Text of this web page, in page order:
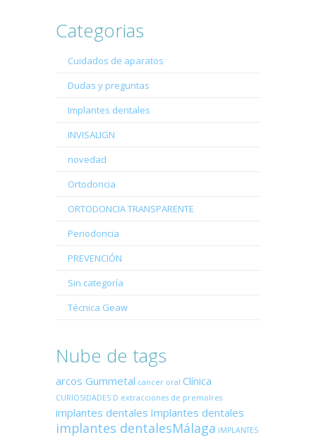
Categorias
Cuidados de aparatos
Dudas y preguntas
Implantes dentales
INVISALIGN
novedad
Ortodoncia
ORTODONCIA TRANSPARENTE
Periodoncia
PREVENCIÓN
Sin categoría
Técnica Geaw
Nube de tags
arcos Gummetal cancer oral Clínica
CURIOSIDADES D extracciones de premolres
implantes dentales Implantes dentales
implantes dentalesMálaga IMPLANTES